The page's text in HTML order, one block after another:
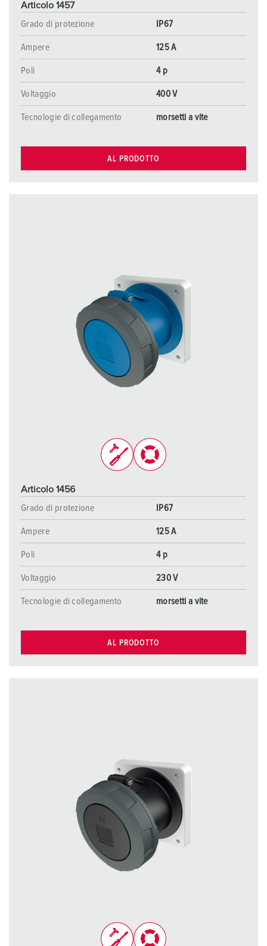
Articolo 1457
Grado di protezione
IP67
Ampere 125 A
Poli 4 p
Voltaggio 400 V
Tecnologie di collegamento morsetti a vite
AL PRODOTTO
Articolo 1456
Grado di protezione
IP67
Ampere 125 A
Poli 4 p
Voltaggio 230 V
Tecnologie di collegamento morsetti a vite
AL PRODOTTO